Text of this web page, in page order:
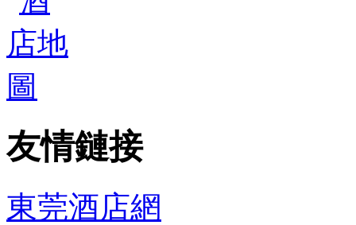
友情鏈接
東莞酒店網